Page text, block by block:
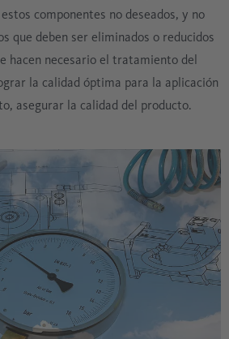
componentes no deseados, y no
que deben ser eliminados o reducidos
hacen necesario el tratamiento del
la calidad óptima para la aplicación
asegurar la calidad del producto.